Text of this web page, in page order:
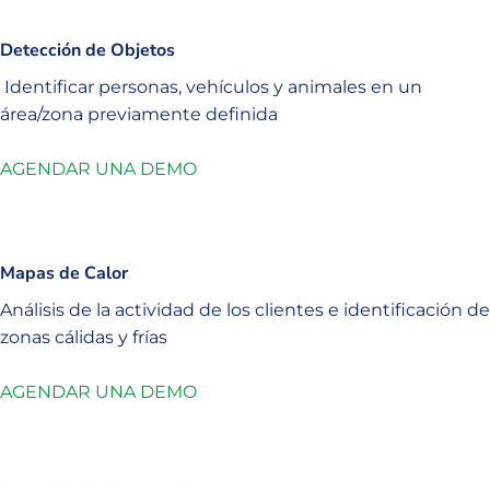
Detección de Objetos
Identificar personas, vehículos y animales en un
área/zona previamente definida
AGENDAR UNA DEMO
Mapas de Calor
Análisis de la actividad de los clientes e identificación de
zonas cálidas y frías
AGENDAR UNA DEMO